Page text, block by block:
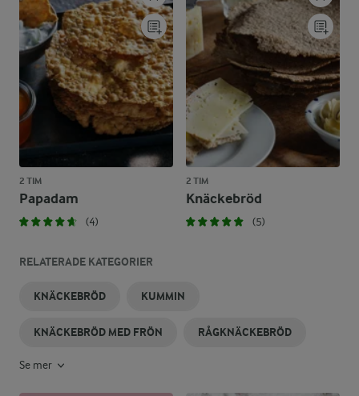
2 TIM
Papadam
(4)
2 TIM
Knäckebröd
(5)
RELATERADE KATEGORIER
KNÄCKEBRÖD KUMMIN
KNÄCKEBRÖD MED FRÖN RÅGKNÄCKEBRÖD
Se mer